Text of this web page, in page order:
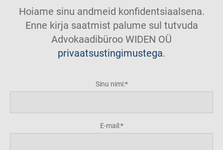
Hoiame sinu andmeid konfidentsiaalsena.
Enne kirja saatmist palume sul tutvuda
Advokaadibüroo WIDEN OÜ
privaatsustingimustega.
Sinu nimi:
E-mail: